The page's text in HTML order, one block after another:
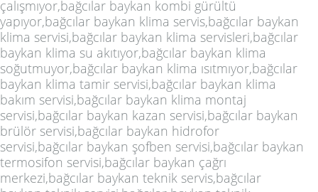
çalışmıyor,bağcılar baykan kombi gürültü
yapıyor,bağcılar baykan klima servis,bağcılar baykan
klima servisi,bağcılar baykan klima servisleri,bağcılar
baykan klima su akıtıyor,bağcılar baykan klima
soğutmuyor,bağcılar baykan klima ısıtmıyor,bağcılar
baykan klima tamir servisi,bağcılar baykan klima
bakım servisi,bağcılar baykan klima montaj
servisi,bağcılar baykan kazan servisi,bağcılar baykan
brülör servisi,bağcılar baykan hidrofor
servisi,bağcılar baykan şofben servisi,bağcılar baykan
termosifon servisi,bağcılar baykan çağrı
merkezi,bağcılar baykan teknik servis,bağcılar